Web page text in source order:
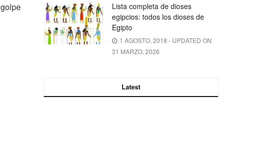
Lista completa de dioses
egipcios: todos los dioses de
Egipto
1 AGOSTO, 2018 - UPDATED ON
31 MARZO, 2026
Latest